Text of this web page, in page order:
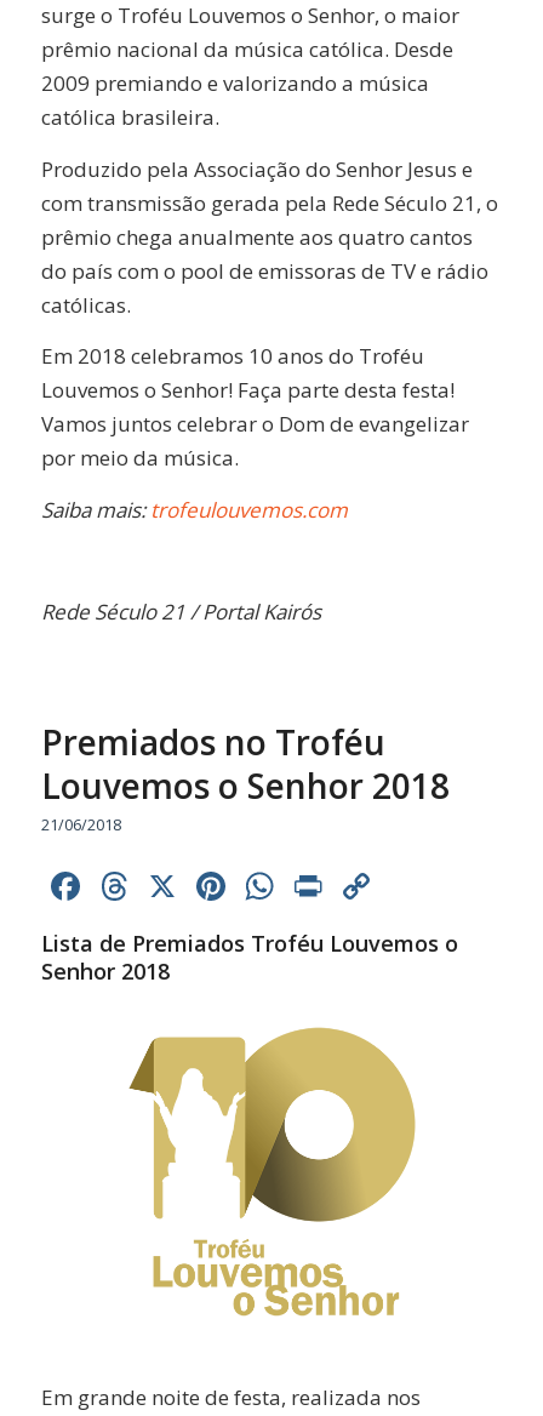
surge o Troféu Louvemos o Senhor, o maior
prêmio nacional da música católica. Desde
2009 premiando e valorizando a música
católica brasileira.
Produzido pela Associação do Senhor Jesus e
com transmissão gerada pela Rede Século 21, o
prêmio chega anualmente aos quatro cantos
do país com o pool de emissoras de TV e rádio
católicas.
Em 2018 celebramos 10 anos do Troféu
Louvemos o Senhor! Faça parte desta festa!
Vamos juntos celebrar o Dom de evangelizar
por meio da música.
Saiba mais:trofeulouvemos.com
Rede Século 21 / Portal Kairós
Premiados no Troféu
Louvemos o Senhor 2018
21/06/2018
Facebook
Threads
X Pinterest
WhatsApp
Print
Lista de Premiados Troféu Louvemos o
Senhor 2018
Em grande noite de festa, realizada nos